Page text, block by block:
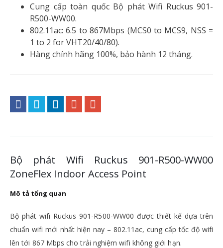
Cung cấp toàn quốc Bộ phát Wifi Ruckus 901-
R500-WW00.
802.11ac: 6.5 to 867Mbps (MCS0 to MCS9, NSS =
1 to 2 for VHT20/40/80).
Hàng chính hãng 100%, bảo hành 12 tháng.
Bộ phát Wifi Ruckus 901-R500-WW00
ZoneFlex Indoor Access Point
Mô tả tổng quan
Bộ phát wifi Ruckus 901-R500-WW00 được thiết kế dựa trên
chuẩn wifi mới nhất hiện nay – 802.11ac, cung cấp tốc độ wifi
lên tới 867 Mbps cho trải nghiệm wifi không giới hạn.